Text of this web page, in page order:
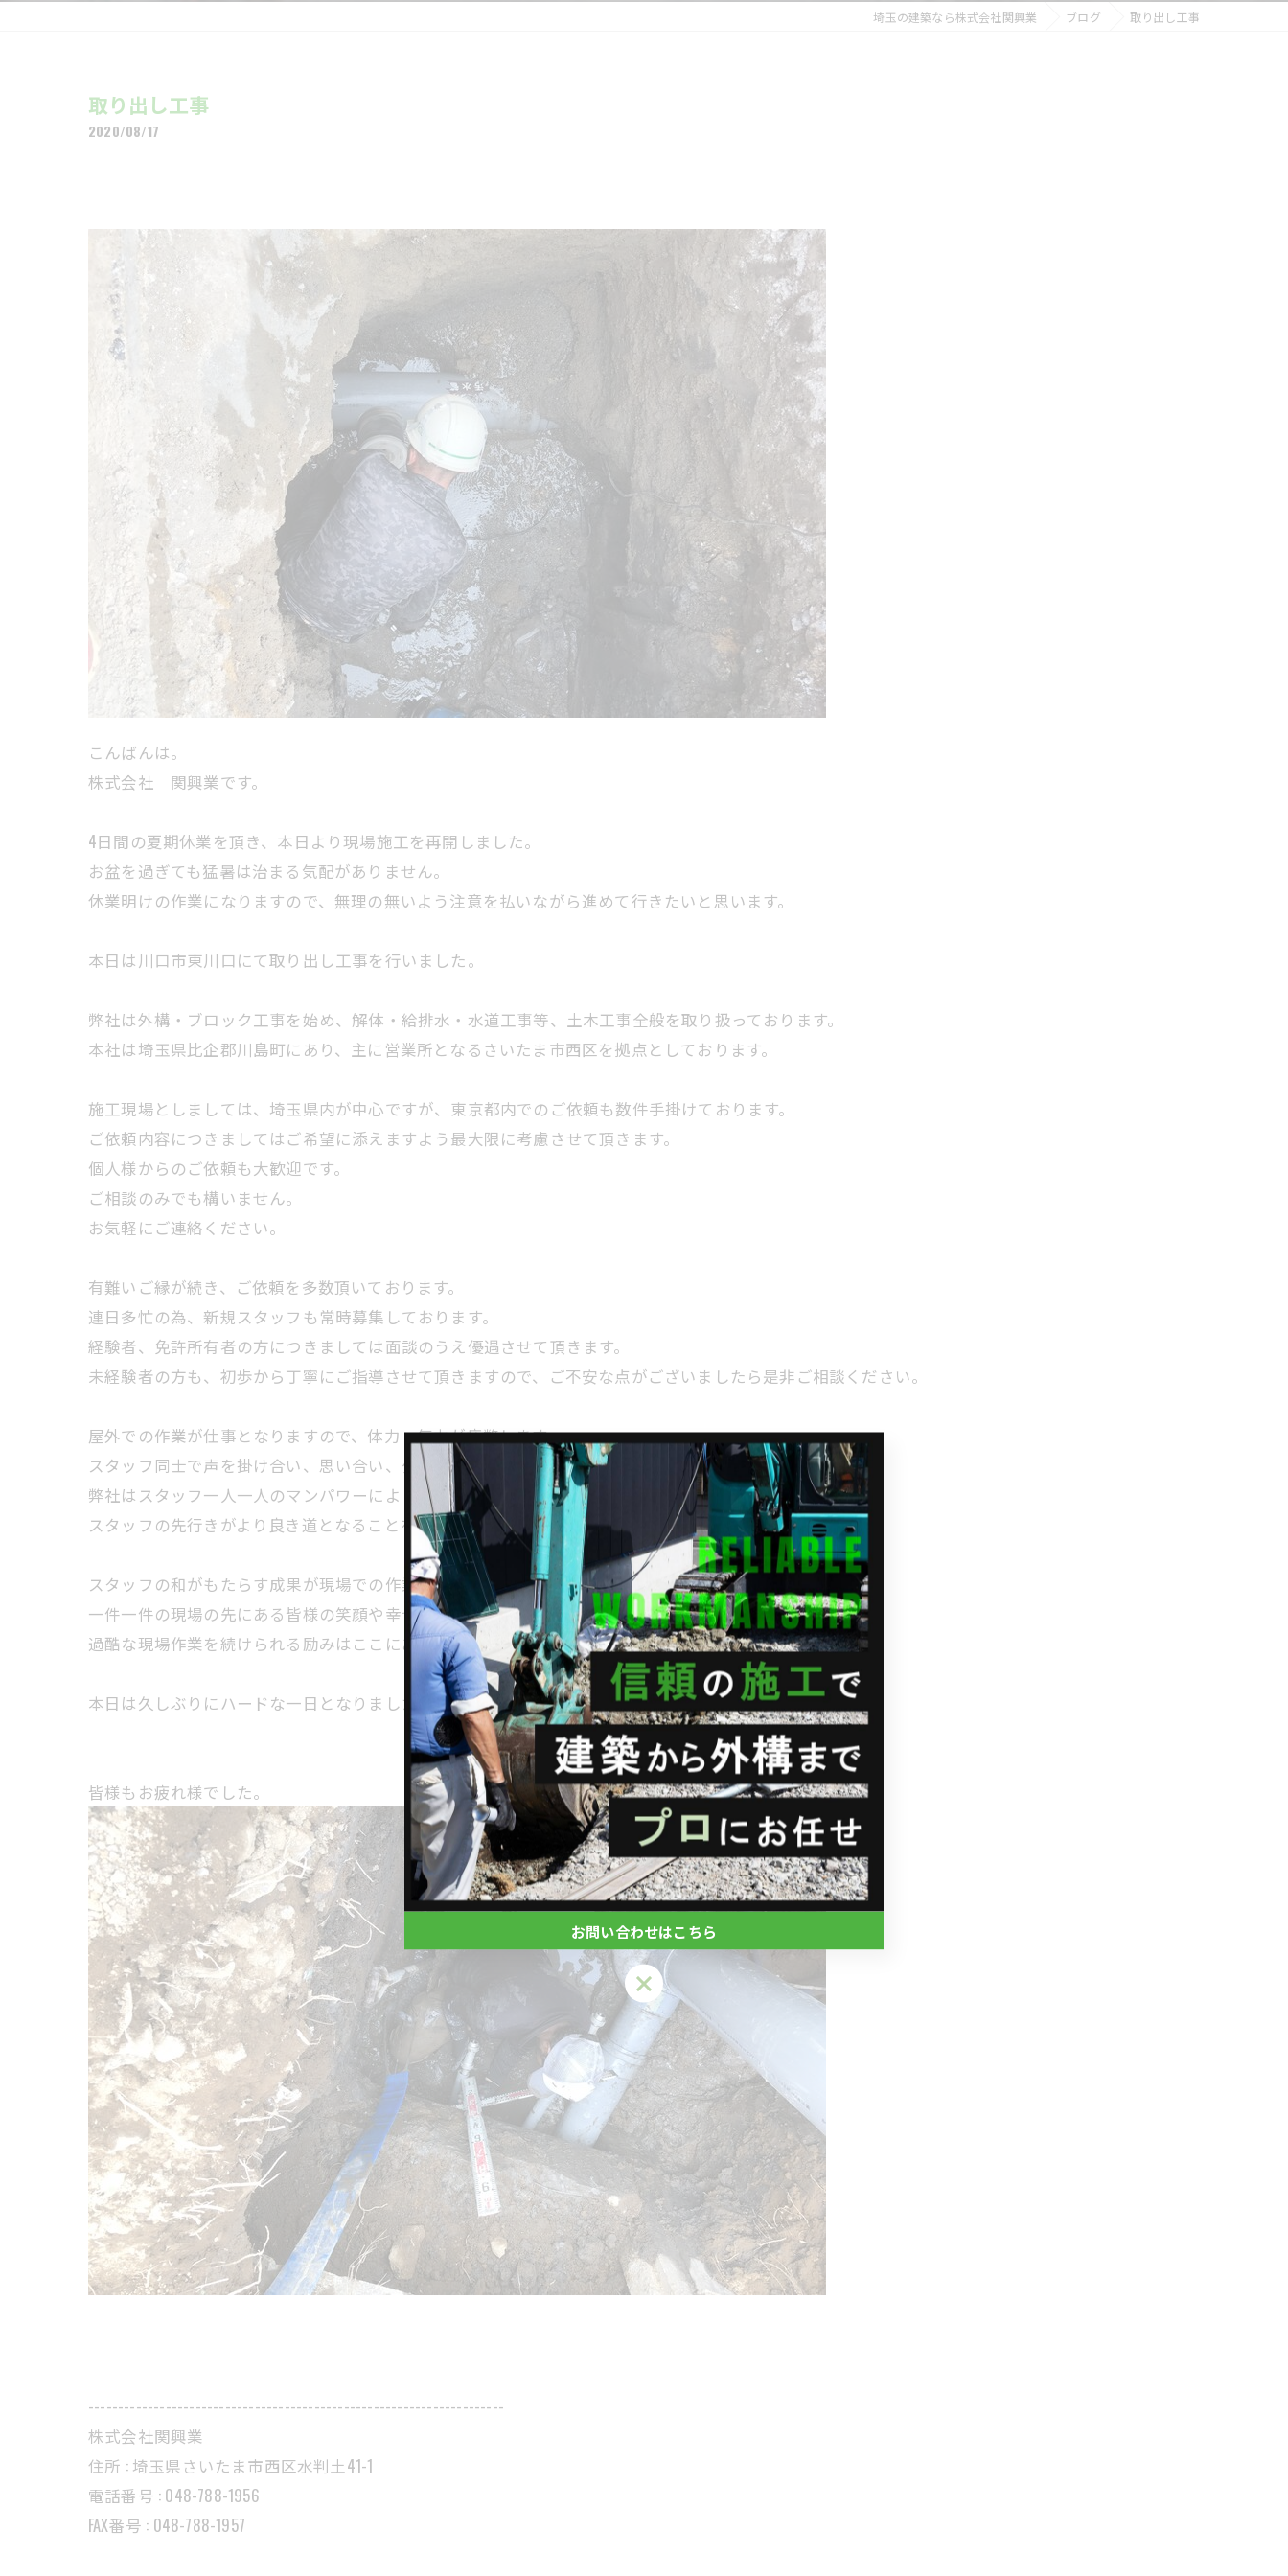
埼玉の建築なら株式会社関興業 ブログ 取り出し工事
取り出し工事
2020/08/17
こんばんは。
株式会社 関興業です。
4日間の夏期休業を頂き、本日より現場施工を再開しました。
お盆を過ぎても猛暑は治まる気配がありません。
休業明けの作業になりますので、無理の無いよう注意を払いながら進めて行きたいと思います。
本日は川口市東川口にて取り出し工事を行いました。
弊社は外構・ブロック工事を始め、解体・給排水・水道工事等、土木工事全般を取り扱っております。
本社は埼玉県比企郡川島町にあり、主に営業所となるさいたま市西区を拠点としております。
施工現場としましては、埼玉県内が中心ですが、東京都内でのご依頼も数件手掛けております。
ご依頼内容につきましてはご希望に添えますよう最大限に考慮させて頂きます。
個人様からのご依頼も大歓迎です。
ご相談のみでも構いません。
お気軽にご連絡ください。
有難いご縁が続き、ご依頼を多数頂いております。
連日多忙の為、新規スタッフも常時募集しております。
経験者、免許所有者の方につきましては面談のうえ優遇させて頂きます。
未経験者の方も、初歩から丁寧にご指導させて頂きますので、ご不安な点がございましたら是非ご相談ください。
屋外での作業が仕事となりますので、体力・気力が疲弊します。
スタッフ同士で声を掛け合い、思い合い、少しでもお互いの負担を軽減出来るよう心がけております。
弊社はスタッフ一人一人のマンパワーにより成り立っております。
スタッフの先行きがより良き道となることを常に願い、出来る限りの人力を惜しみません。
スタッフの和がもたらす成果が現場での作業に表れると思っております。
一件一件の現場の先にある皆様の笑顔や幸せを想像しながら手掛けること。
過酷な現場作業を続けられる励みはここにあると思います。
本日は久しぶりにハードな一日となりましたが、無事に作業を終え帰路に着いております。
皆様もお疲れ様でした。
----------------------------------------------------------------------
株式会社関興業
住所 : 埼玉県さいたま市西区水判土41-1
電話番号 : 048-788-1956
FAX番号 : 048-788-1957
お問い合わせはこちら
お問い合わせはこちら